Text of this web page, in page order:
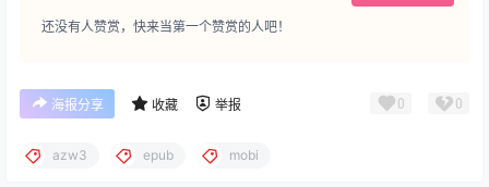
还没有人赞赏，快来当第一个赞赏的人吧！
海报分享 收藏 举报 0 0
azw3 epub mobi